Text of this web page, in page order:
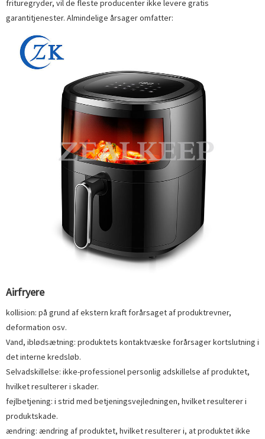
frituregryder, vil de fleste producenter ikke levere gratis
garantitjenester. Almindelige årsager omfatter:
Airfryere
kollision: på grund af ekstern kraft forårsaget af produktrevner,
deformation osv.
Vand, iblødsætning: produktets kontaktvæske forårsager kortslutning i
det interne kredsløb.
Selvadskillelse: ikke-professionel personlig adskillelse af produktet,
hvilket resulterer i skader.
fejlbetjening: i strid med betjeningsvejledningen, hvilket resulterer i
produktskade.
ændring: ændring af produktet, hvilket resulterer i, at produktet ikke